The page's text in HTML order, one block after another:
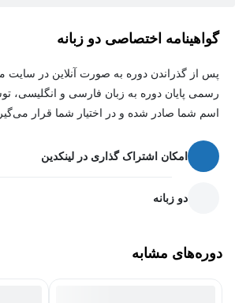
گواهینامه اختصاصی دو زبانه
پس از گذراندن دوره به صورت آنلاین در سایت
رسمی پایان دوره به زبان فارسی و انگلیسی،
اسم شما صادر شده و در اختیار شما قرار
امکان اشتراک گذاری در لینکدین
دو زبانه
دوره‌های مشابه